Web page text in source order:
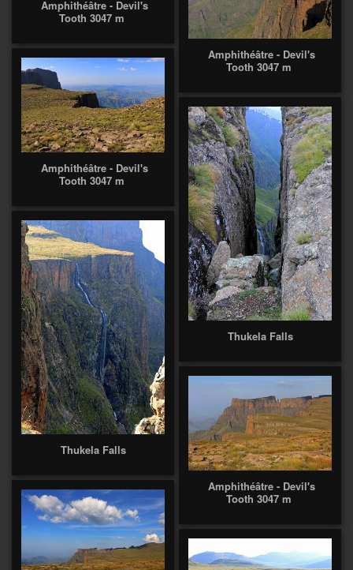
Amphithéâtre - Devil's
Tooth 3047 m
Amphithéâtre - Devil's
Tooth 3047 m
Amphithéâtre - Devil's
Tooth 3047 m
Thukela Falls
Thukela Falls
Amphithéâtre - Devil's
Tooth 3047 m